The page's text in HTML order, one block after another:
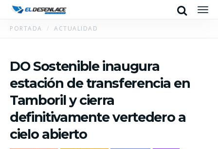
Search
PORTADA ACTUALIDAD
DO Sostenible inaugura
estación de transferencia en
Tamboril y cierra
definitivamente vertedero a
cielo abierto